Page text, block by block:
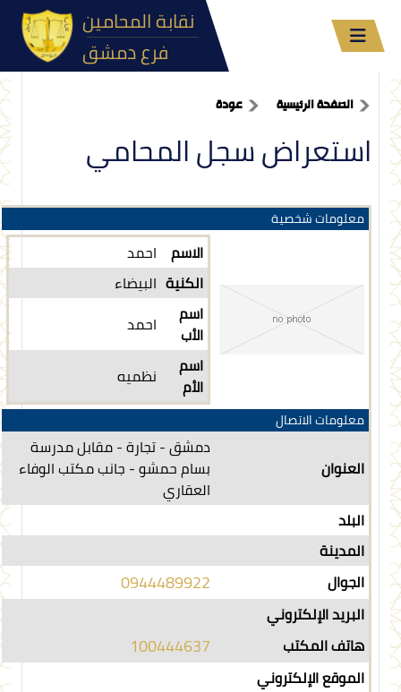
فرع دمشق
الصفحة الرئيسية عودة
استعراض سجل المحامي
معلومات شخصية
الاسم احمد
الكنية البيضاء
اسم
الأب
احمد
اسم
الأم
نظميه
معلومات الاتصال
العنوان
دمشق - تجارة - مقابل مدرسة
بسام حمشو - جانب مكتب الوفاء
العقاري
البلد
المدينة
الجوال
0944489922
البريد الإلكتروني
هاتف المكتب
100444637
الموقع الإلكتروني